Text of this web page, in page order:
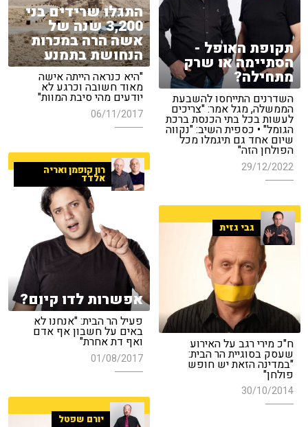
תקופת האופל -
הסתיימה או שרק
מתחילה?
השדרנים התייחסו להשבעת
הממשלה, מגל אמר: "צריכים
לעשות בכל בתי הכנסת ברכת
הגומל" • כספית השיב: "נקווה
שיום אחד גם תיגמלו מכל
הפולחן הזה"
29/12/2022
התגלו שרידים בני
3,200 שנה של
אשה הרה במכרות
הנחושת בתמנע
"היא כנראה הייתה אישה
מאוד חשובה וכרגע לא
יודעים מהי סיבת המוות"
06/11/2017
רון קופמן ואריה
אלדד
אפשרות לדו קיום?
פעיל הר הבית: "אנחנו לא
באים על חשבון אף אדם
ואף דת אחרת"
01/08/2017
גבי גזית
ח"כ מירי רגב על האירוע
שעסק בסוגיית הר הבית:
"במדינה הזאת יש חופש
פולחן"
30/10/2014
יורם שפטל